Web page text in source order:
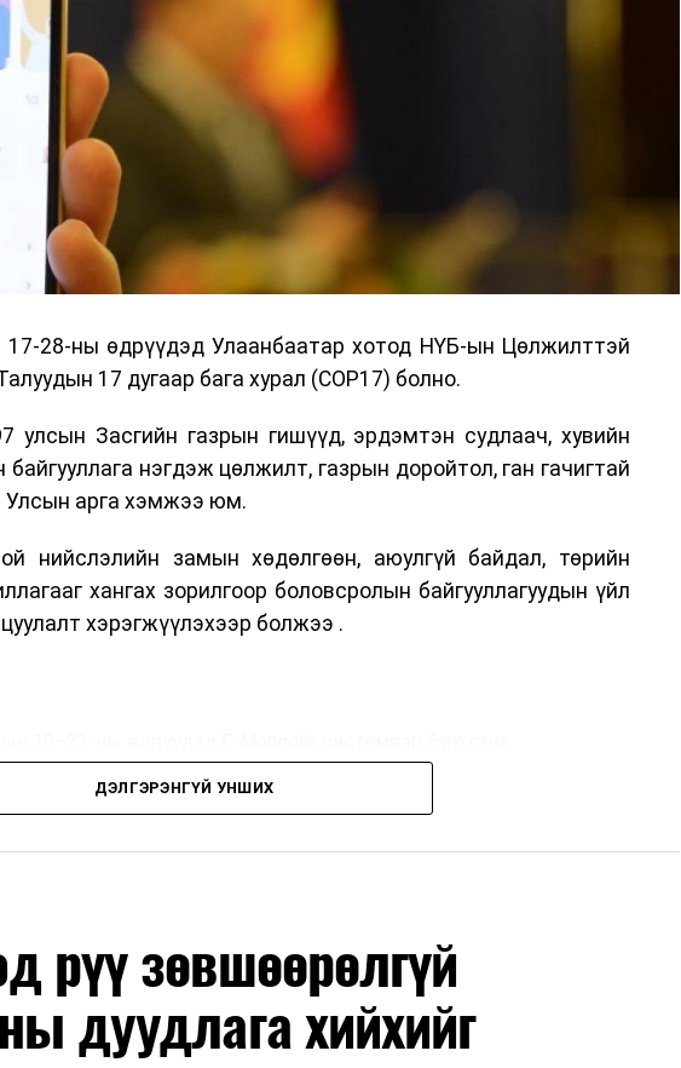
28-ны өдрүүдэд Улаанбаатар хотод НҮБ-ын Цөлжилттэй
17 дугаар бага хурал (COP17) болно.
улсын Засгийн газрын гишүүд, эрдэмтэн судлаач, хувийн
нэгдэж цөлжилт, газрын доройтол, ган гачигтай
Улсын арга хэмжээ юм.
нийслэлийн замын хөдөлгөөн, аюулгүй байдал, төрийн
хангах зорилгоор боловсролын байгууллагуудын үйл
хэрэгжүүлэхээр болжээ .
17–28-ны өдрүүдэд E-Mongolia системээр бүртгэнэ.
дэмжлэгийн баг сургуулиуд дээр ажиллахгүй.
1-нээс цахимаар эхэлнэ.
14-нөөс танхимаар үргэлжилнэ.
ДЭЛГЭРЭНГҮЙ УНШИХ
рүү зөвшөөрөлгүй
дуудлага хийхийг